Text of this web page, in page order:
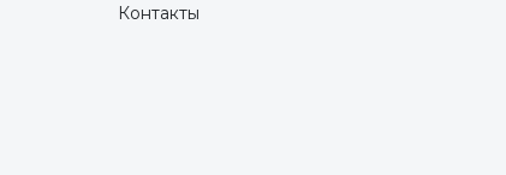
Контакты